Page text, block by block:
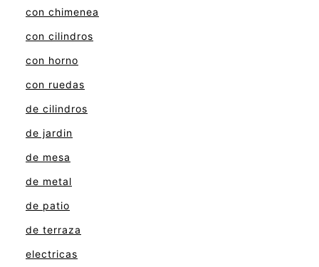
con chimenea
con cilindros
con horno
con ruedas
de cilindros
de jardin
de mesa
de metal
de patio
de terraza
electricas